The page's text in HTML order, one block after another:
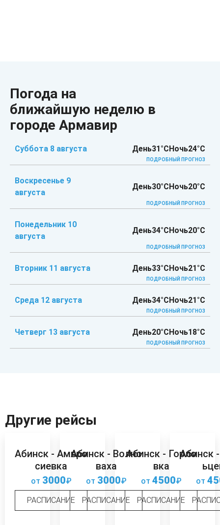
Погода на
ближайшую неделю в
городе Армавир
Суббота 8 августа День31°CНочь24°C
ПОДРОБНЫЙ ПРОГНОЗ
Воскресенье 9
августа
День30°CНочь20°C
ПОДРОБНЫЙ ПРОГНОЗ
Понедельник 10
августа
День34°CНочь20°C
ПОДРОБНЫЙ ПРОГНОЗ
Вторник 11 августа День33°CНочь21°C
ПОДРОБНЫЙ ПРОГНОЗ
Среда 12 августа День34°CНочь21°C
ПОДРОБНЫЙ ПРОГНОЗ
Четверг 13 августа День20°CНочь18°C
ПОДРОБНЫЙ ПРОГНОЗ
Другие рейсы
Абинск - Амвро
сиевка
от 3000₽
РАСПИСАНИЕ
Абинск - Волно
ваха
от 3000₽
РАСПИСАНИЕ
Абинск - Горло
вка
от 4500₽
РАСПИСАНИЕ
Абинск
от